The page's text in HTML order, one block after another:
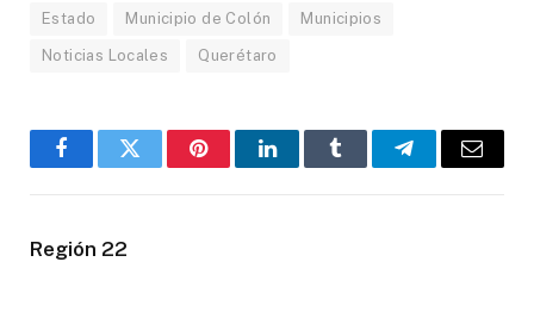
Estado Municipio de Colón Municipios
Noticias Locales Querétaro
FacebookTwitter PinterestLinkedInTumblr TelegramEmail
Región 22